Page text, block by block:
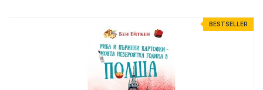
BESTSELLER